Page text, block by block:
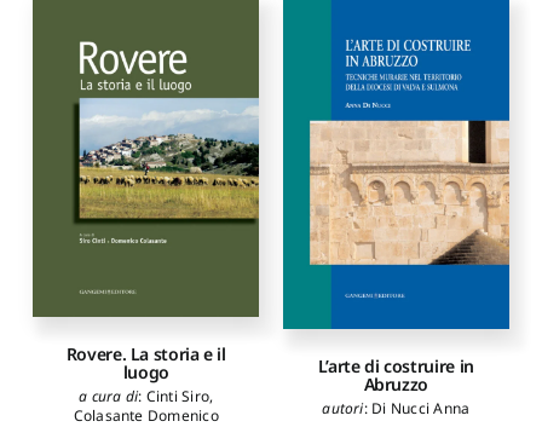
Rovere. La storia e il
luogo
a cura di: Cinti Siro,
Colasante Domenico
L’arte di costruire in
Abruzzo
autori: Di Nucci Anna